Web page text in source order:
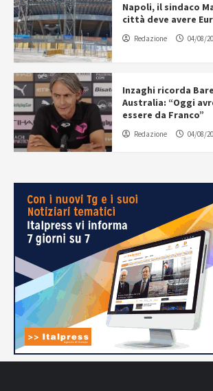
Napoli, il sindaco
città deve avere
Redazione 04/08/
Inzaghi ricorda
Australia: “Oggi
essere da Franco”
Redazione 04/08/